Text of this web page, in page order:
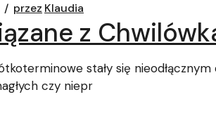
przez Klaudia
z
stały się
czy niepr